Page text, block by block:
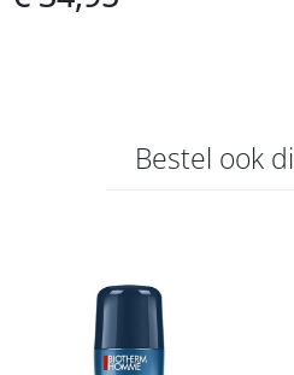
Bestel ook